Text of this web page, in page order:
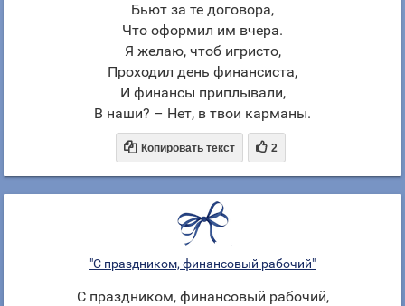
Бьют за те договора,
Что оформил им вчера.
Я желаю, чтоб игристо,
Проходил день финансиста,
И финансы приплывали,
В наши? – Нет, в твои карманы.
 Копировать текст  2
"С праздником, финансовый рабочий"
С праздником, финансовый рабочий,